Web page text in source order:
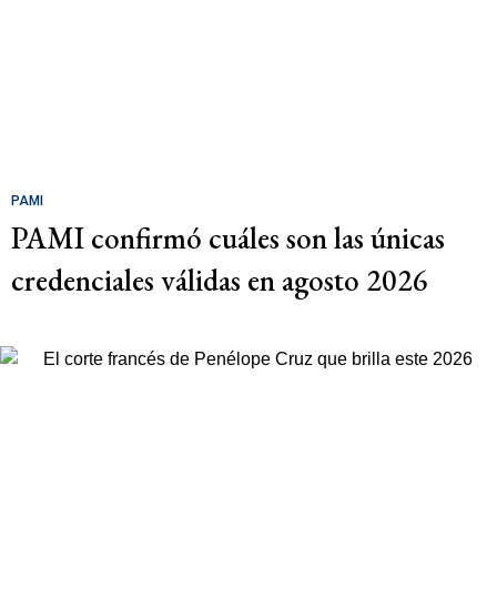
PAMI
PAMI confirmó cuáles son las únicas
credenciales válidas en agosto 2026